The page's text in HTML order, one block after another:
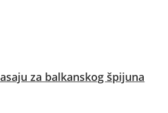
za balkanskog špijuna